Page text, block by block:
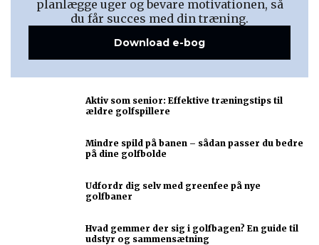
planlægge uger og bevare motivationen, så
du får succes med din træning.
Download e-bog
Aktiv som senior: Effektive træningstips til
ældre golfspillere
Mindre spild på banen – sådan passer du bedre
på dine golfbolde
Udfordr dig selv med greenfee på nye
golfbaner
Hvad gemmer der sig i golfbagen? En guide til
udstyr og sammensætning